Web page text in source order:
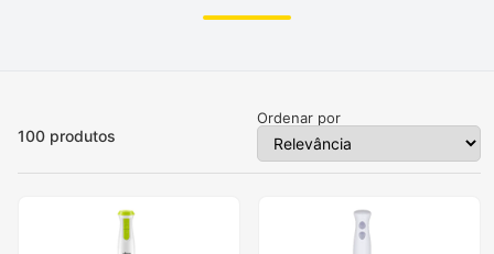
100 produtos
Ordenar por